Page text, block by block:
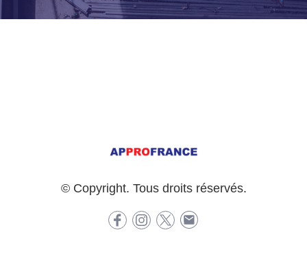
© Copyright. Tous droits réservés.